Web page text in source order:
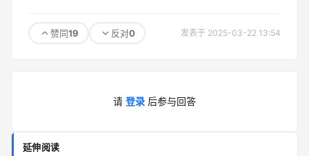
赞同19 反对0 发表于 2025-03-22 13:54
请 登录 后参与回答
延伸阅读